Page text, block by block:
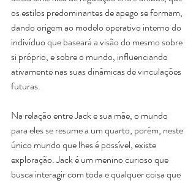
os estilos predominantes de apego se formam,
dando origem ao modelo operativo interno do
indivíduo que baseará a visão do mesmo sobre
si próprio, e sobre o mundo, influenciando
ativamente nas suas dinâmicas de vinculações
futuras.
Na relação entre Jack e sua mãe, o mundo
para eles se resume a um quarto, porém, neste
único mundo que lhes é possível, existe
exploração. Jack é um menino curioso que
busca interagir com toda e qualquer coisa que